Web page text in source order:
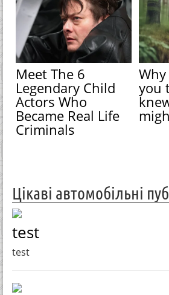
Meet The 6
Legendary Child
Actors Who
Became Real Life
Criminals
you
Цікаві автомобільні
test
test